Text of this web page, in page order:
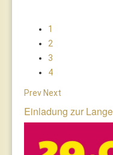
1
2
3
4
Prev Next
Einladung zur